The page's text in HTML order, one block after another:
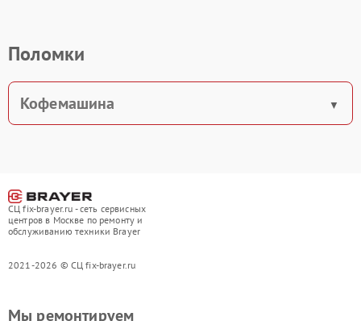
Поломки
Кофемашина
СЦ fix-brayer.ru - сеть сервисных
центров в Москве по ремонту и
обслуживанию техники Brayer
2021-2026 © СЦ fix-brayer.ru
Мы ремонтируем